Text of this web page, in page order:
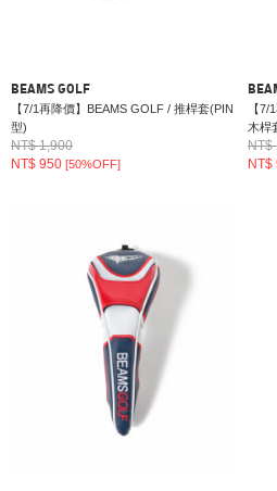
BEAMS GOLF
【7/1再降價】BEAMS GOLF / 推桿套(PIN
型)
NT$ 1,900
NT$ 950 [50%OFF]
【
木桿
NT$